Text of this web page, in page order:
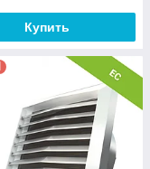
Купить